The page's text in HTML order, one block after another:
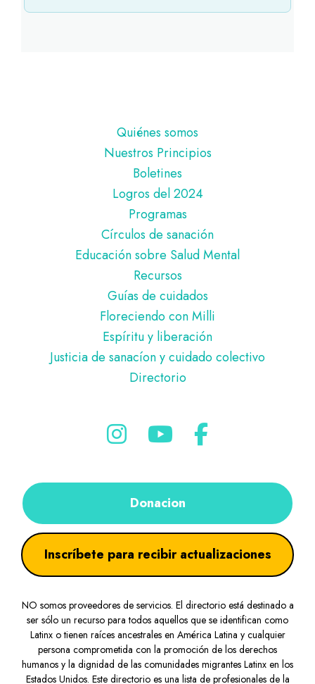
Quiénes somos
Nuestros Principios
Boletines
Logros del 2024
Programas
Círculos de sanación
Educación sobre Salud Mental
Recursos
Guías de cuidados
Floreciendo con Milli
Espíritu y liberación
Justicia de sanacíon y cuidado colectivo
Directorio
Donacion
Inscríbete para recibir actualizaciones
NO somos proveedores de servicios. El directorio está destinado a
ser sólo un recurso para todos aquellos que se identifican como
Latinx o tienen raíces ancestrales en América Latina y cualquier
persona comprometida con la promoción de los derechos
humanos y la dignidad de las comunidades migrantes Latinx en los
Estados Unidos. Este directorio es una lista de profesionales de la